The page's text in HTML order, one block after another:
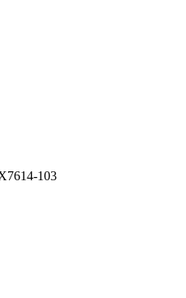
103